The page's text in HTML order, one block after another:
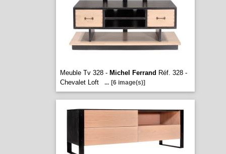
Meuble Tv 328 - Michel Ferrand Réf. 328 -
Chevalet Loft
... [6 image(s)]